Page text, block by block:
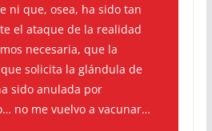
ni que, osea, ha sido tan
el ataque de la realidad
necesaria, que la
solicita la glándula de
sido anulada por
no me vuelvo a vacunar…